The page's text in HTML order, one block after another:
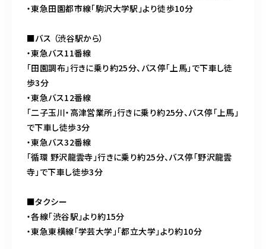
・東急田園都市線「駒沢大学駅」より徒歩10分
■バス （渋谷駅から）
・東急バス11番線
「田園調布」行きに乗り約25分、バス停「上馬」で下車し徒
歩3分
・東急バス12番線
「二子玉川・高津営業所」行きに乗り約25分、バス停「上馬」
で下車し徒歩3分
・東急バス32番線
「循環 野沢龍雲寺」行きに乗り約25分、バス停「野沢龍雲
寺」で下車し徒歩3分
■タクシー
・各線「渋谷駅」より約15分
・東急東横線「学芸大学」「都立大学」より約10分